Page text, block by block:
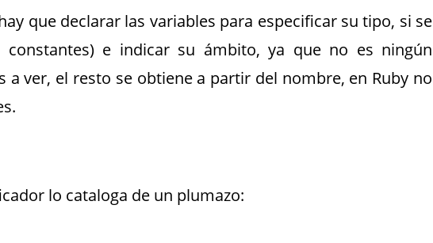
que declarar las variables para especificar su tipo, si se
e indicar su ámbito, ya que no es ningún
ver, el resto se obtiene a partir del nombre, en Ruby no
lo cataloga de un plumazo: